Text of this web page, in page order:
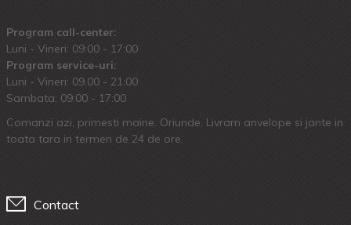
Program call-center:
Luni - Vineri: 09:00 - 17:00
Program service-uri:
Luni - Vineri: 09.00 - 21:00
Sambata: 09:00 - 17:00
Comanzi azi, primesti maine. Oriunde. Livram anvelope si jante in
toata tara in termen de 24 de ore.
Contact